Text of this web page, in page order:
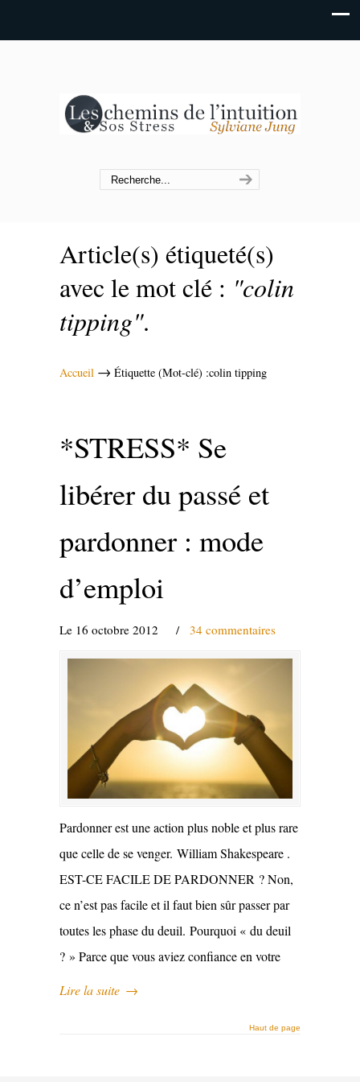
Article(s) étiqueté(s)
avec le mot clé : "colin
tipping".
Accueil → Étiquette (Mot-clé) :colin tipping
*STRESS* Se
libérer du passé et
pardonner : mode
d’emploi
Le 16 octobre 2012 / 34 commentaires
Pardonner est une action plus noble et plus rare
que celle de se venger. William Shakespeare .
EST-CE FACILE DE PARDONNER ? Non,
ce n’est pas facile et il faut bien sûr passer par
toutes les phase du deuil. Pourquoi « du deuil
? » Parce que vous aviez confiance en votre
Lire la suite →
Haut de page